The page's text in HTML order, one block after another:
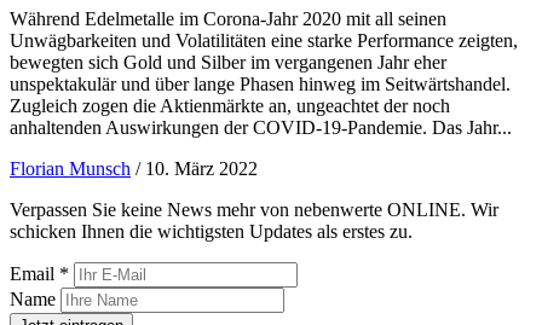
Während Edelmetalle im Corona-Jahr 2020 mit all seinen
Unwägbarkeiten und Volatilitäten eine starke Performance zeigten,
bewegten sich Gold und Silber im vergangenen Jahr eher
unspektakulär und über lange Phasen hinweg im Seitwärtshandel.
Zugleich zogen die Aktienmärkte an, ungeachtet der noch
anhaltenden Auswirkungen der COVID-19-Pandemie. Das Jahr...
Florian Munsch / 10. März 2022
Verpassen Sie keine News mehr von nebenwerte ONLINE. Wir
schicken Ihnen die wichtigsten Updates als erstes zu.
Email *
Name